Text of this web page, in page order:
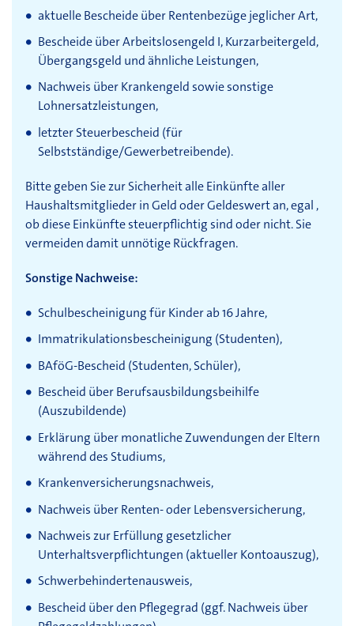
aktuelle Bescheide über Rentenbezüge jeglicher Art,
Bescheide über Arbeitslosengeld I, Kurzarbeitergeld,
Übergangsgeld und ähnliche Leistungen,
Nachweis über Krankengeld sowie sonstige
Lohnersatzleistungen,
letzter Steuerbescheid (für
Selbstständige/Gewerbetreibende).
Bitte geben Sie zur Sicherheit alle Einkünfte aller
Haushaltsmitglieder in Geld oder Geldeswert an, egal ,
ob diese Einkünfte steuerpflichtig sind oder nicht. Sie
vermeiden damit unnötige Rückfragen.
Sonstige Nachweise:
Schulbescheinigung für Kinder ab 16 Jahre,
Immatrikulationsbescheinigung (Studenten),
BAföG-Bescheid (Studenten, Schüler),
Bescheid über Berufsausbildungsbeihilfe
(Auszubildende)
Erklärung über monatliche Zuwendungen der Eltern
während des Studiums,
Krankenversicherungsnachweis,
Nachweis über Renten- oder Lebensversicherung,
Nachweis zur Erfüllung gesetzlicher
Unterhaltsverpflichtungen (aktueller Kontoauszug),
Schwerbehindertenausweis,
Bescheid über den Pflegegrad (ggf.Nachweis über